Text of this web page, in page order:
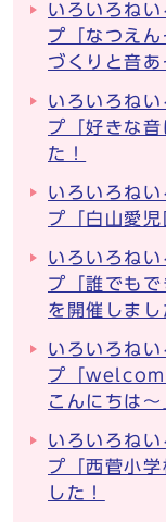
いろいろね
プ「なつえ
づくりと音あ
いろいろね
プ「好きな
た！
いろいろね
プ「白山愛児
いろいろね
プ「誰でもで
を開催しまし
いろいろね
プ「
こんにちは～
いろいろね
プ「西菅小
した！